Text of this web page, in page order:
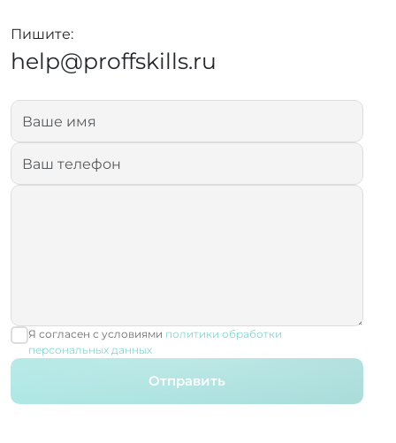
Пишите:
help@proffskills.ru
Я согласен с условиями политики обработки
персональных данных
Отправить